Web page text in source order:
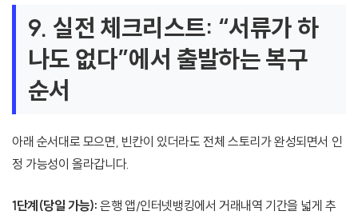
9. 실전 체크리스트: “서류가 하
나도 없다”에서 출발하는 복구
순서
아래 순서대로 모으면, 빈칸이 있더라도 전체 스토리가 완성되면서 인
정 가능성이 올라갑니다.
1단계(당일 가능): 은행 앱/인터넷뱅킹에서 거래내역 기간을 넓게 추